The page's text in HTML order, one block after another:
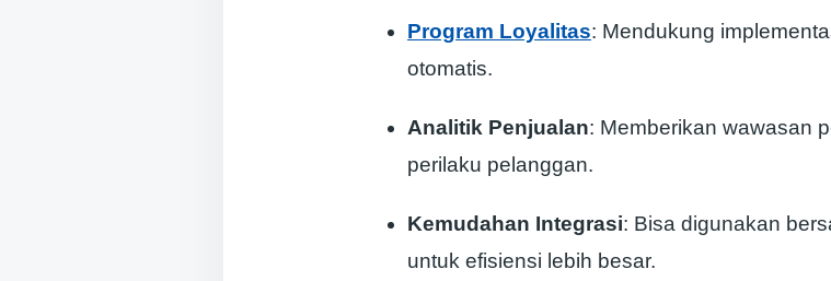
Program Loyalitas: Mendukung
otomatis.
Analitik Penjualan: Memberikan wawasan
perilaku pelanggan.
Kemudahan Integrasi: Bisa digunakan
untuk efisiensi lebih besar.